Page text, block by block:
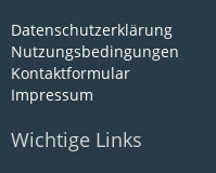
Datenschutzerklärung
Nutzungsbedingungen
Kontaktformular
Impressum
Wichtige Links